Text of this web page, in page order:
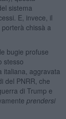
sistema
E, invece, il
chissà a
bugie profuse
stesso
italiana, aggravata
del PNRR, che
di Trump e
prendersi